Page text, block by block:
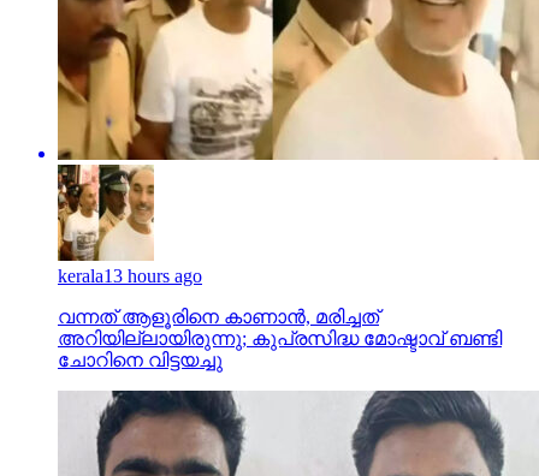
kerala13 hours ago
വന്നത് ആളൂരിനെ കാണാന്‍, മരിച്ചത്
അറിയില്ലായിരുന്നു; കുപ്രസിദ്ധ മോഷ്ടാവ് ബണ്ടി
ചോറിനെ വിട്ടയച്ചു